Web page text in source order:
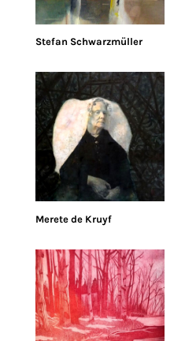
Stefan Schwarzmüller
Merete de Kruyf